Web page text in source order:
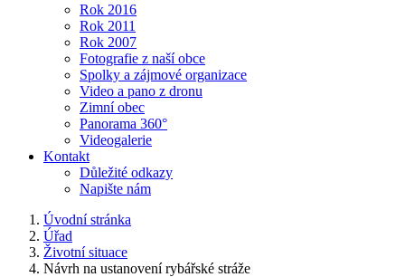
Rok 2016
Rok 2011
Rok 2007
Fotografie z naší obce
Spolky a zájmové organizace
Video a pano z dronu
Zimní obec
Panorama 360°
Videogalerie
Kontakt
Důležité odkazy
Napište nám
Úvodní stránka
Úřad
Životní situace
Návrh na ustanovení rybářské stráže